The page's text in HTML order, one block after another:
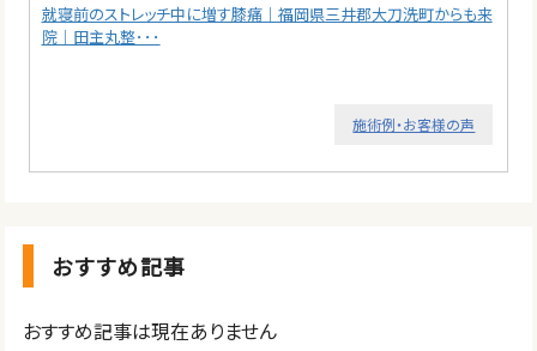
就寝前のストレッチ中に増す膝痛｜福岡県三井郡大刀洗町からも来
院｜田主丸整･･･
施術例・お客様の声
おすすめ記事
おすすめ記事は現在ありません